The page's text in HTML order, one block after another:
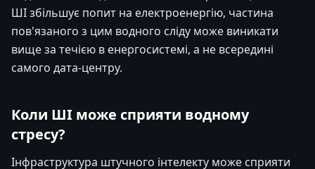
ШІ збільшує попит на електроенергію, частина
пов'язаного з цим водного сліду може виникати
вище за течією в енергосистемі, а не всередині
самого дата-центру.
Коли ШІ може сприяти водному
стресу?
Інфраструктура штучного інтелекту може сприяти